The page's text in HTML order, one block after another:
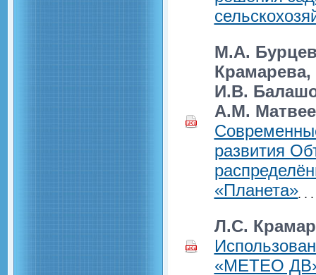
М.А.
И.В.
А.М.
развития
«Планета»
Л.С.
«МЕТЕО